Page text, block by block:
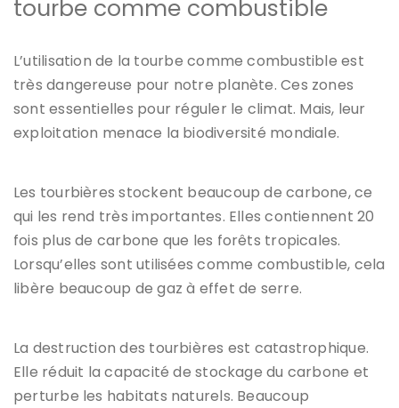
tourbe comme combustible
L’utilisation de la tourbe comme combustible est
très dangereuse pour notre planète. Ces zones
sont essentielles pour réguler le climat. Mais, leur
exploitation menace la biodiversité mondiale.
Les tourbières stockent beaucoup de carbone, ce
qui les rend très importantes. Elles contiennent 20
fois plus de carbone que les forêts tropicales.
Lorsqu’elles sont utilisées comme combustible, cela
libère beaucoup de gaz à effet de serre.
La destruction des tourbières est catastrophique.
Elle réduit la capacité de stockage du carbone et
perturbe les habitats naturels. Beaucoup